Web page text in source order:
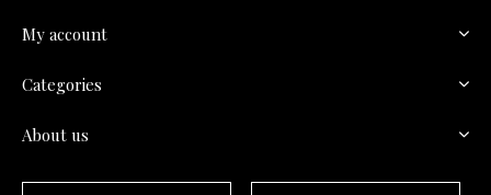
My account
Categories
About us